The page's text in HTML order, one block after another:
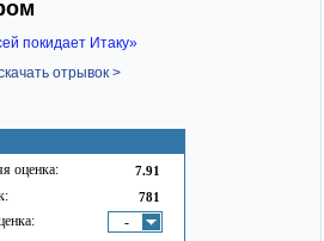
оценка: 7.91
781
-
покидает Итаку»
отрывок >